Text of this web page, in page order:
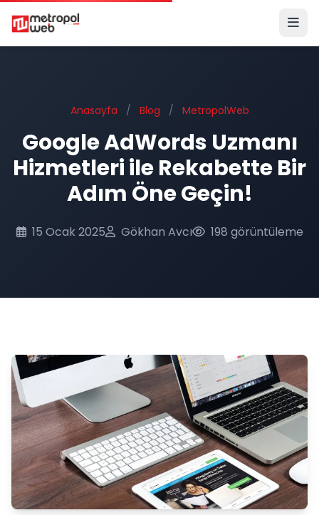
Ana içeriğe geç
Anasayfa / Blog / MetropolWeb
Google AdWords Uzmanı
Hizmetleri ile Rekabette Bir
Adım Öne Geçin!
15 Ocak 2025 Gökhan Avcı 198 görüntüleme